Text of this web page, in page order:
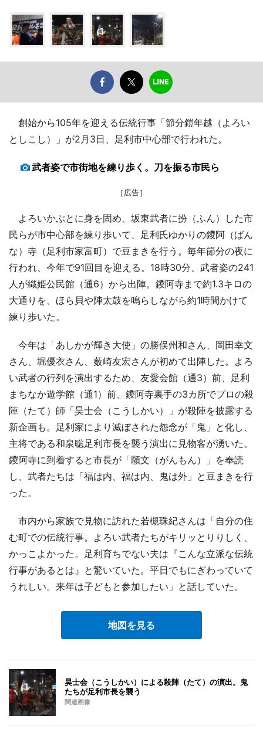
創始から105年を迎える伝統行事「節分鎧年越（よろい
としこし）」が2月3日、足利市中心部で行われた。
武者姿で市街地を練り歩く。刀を振る市民ら
［広告］
よろいかぶとに身を固め、坂東武者に扮（ふん）した市
民らが市中心部を練り歩いて、足利氏ゆかりの鑁阿（ばん
な）寺（足利市家富町）で豆まきを行う。毎年節分の夜に
行われ、今年で91回目を迎える。18時30分、武者姿の241
人が織姫公民館（通6）から出陣。鑁阿寺まで約1.3キロの
大通りを、ほら貝や陣太鼓を鳴らしながら約1時間かけて
練り歩いた。
今年は「あしかが輝き大使」の勝俣州和さん、岡田幸文
さん、堀優衣さん、薮崎友宏さんが初めて出陣した。よろ
い武者の行列を演出するため、友愛会館（通3）前、足利
まちなか遊学館（通1）前、鑁阿寺裏手の3カ所でプロの殺
陣（たて）師「昊士会（こうしかい）」が殺陣を披露する
新企画も。足利家により滅ぼされた怨念が「鬼」と化し、
主将である和泉聡足利市長を襲う演出に見物客が湧いた。
鑁阿寺に到着すると市長が「願文（がんもん）」を奉読
し、武者たちは「福は内、福は内、鬼は外」と豆まきを行
った。
市内から家族で見物に訪れた若槻珠紀さんは「自分の住
む町での伝統行事。よろい武者たちがキリッとりりしく、
かっこよかった。足利育ちでない夫は『こんな立派な伝統
行事があるとは』と驚いていた。平日でもにぎわっていて
うれしい。来年は子どもと参加したい」と話していた。
地図を見る
昊士会（こうしかい）による殺陣（たて）の演出。鬼
たちが足利市長を襲う
関連画像